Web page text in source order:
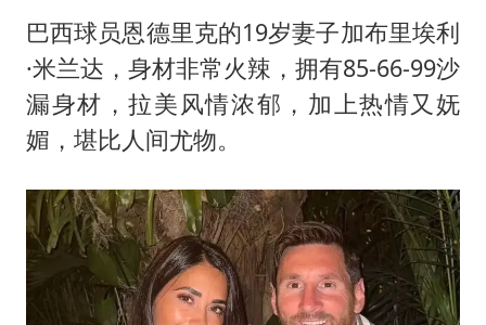
巴西球员恩德里克的19岁妻子加布里埃利
·米兰达，身材非常火辣，拥有85-66-99沙
漏身材，拉美风情浓郁，加上热情又妩
媚，堪比人间尤物。